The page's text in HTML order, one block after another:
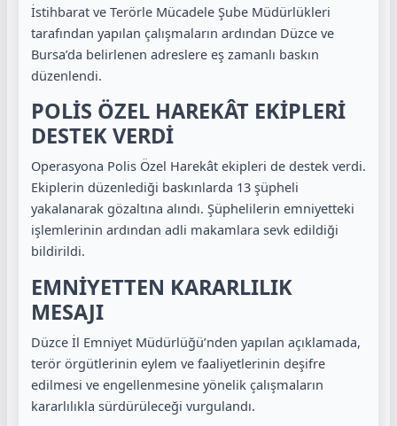
İstihbarat ve Terörle Mücadele Şube Müdürlükleri
tarafından yapılan çalışmaların ardından Düzce ve
Bursa’da belirlenen adreslere eş zamanlı baskın
düzenlendi.
POLİS ÖZEL HAREKÂT EKİPLERİ
DESTEK VERDİ
Operasyona Polis Özel Harekât ekipleri de destek verdi.
Ekiplerin düzenlediği baskınlarda 13 şüpheli
yakalanarak gözaltına alındı. Şüphelilerin emniyetteki
işlemlerinin ardından adli makamlara sevk edildiği
bildirildi.
EMNİYETTEN KARARLILIK
MESAJI
Düzce İl Emniyet Müdürlüğü’nden yapılan açıklamada,
terör örgütlerinin eylem ve faaliyetlerinin deşifre
edilmesi ve engellenmesine yönelik çalışmaların
kararlılıkla sürdürüleceği vurgulandı.